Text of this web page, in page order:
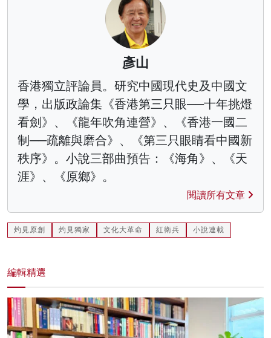
彥山
香港獨立評論員。研究中國現代史及中國文
學，出版政論集《香港第三只眼──十年挑燈
看劍》、《龍年吹角連營》、《香港一國二
制──疏離與磨合》、《第三只眼睛看中國新
秩序》。小說三部曲預告：《海角》、《天
涯》、《原鄉》。
閱讀所有文章
灼見原創 灼見獨家 文化大革命 紅衛兵 小說連載
編輯精選